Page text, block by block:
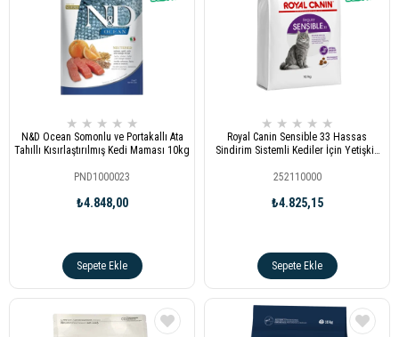
★ ★ ★ ★ ★
N&D Ocean Somonlu ve Portakallı Ata
Tahıllı Kısırlaştırılmış Kedi Maması 10kg
PND1000023
₺4.848,00
Sepete Ekle
★ ★ ★ ★ ★
Royal Canin Sensible 33 Hassas
Sindirim Sistemli Kediler İçin Yetişkin
252110000
₺4.825,15
Sepete Ekle